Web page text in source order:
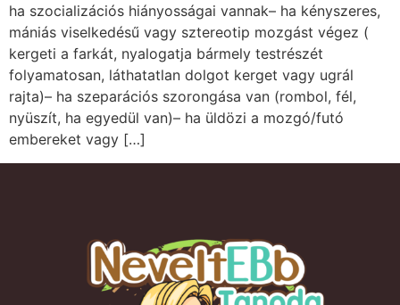
ha szocializációs hiányosságai vannak– ha kényszeres,
mániás viselkedésű vagy sztereotip mozgást végez (
kergeti a farkát, nyalogatja bármely testrészét
folyamatosan, láthatatlan dolgot kerget vagy ugrál
rajta)– ha szeparációs szorongása van (rombol, fél,
nyüszít, ha egyedül van)– ha üldözi a mozgó/futó
embereket vagy […]